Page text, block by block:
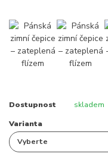
Dostupnost skladem
Varianta